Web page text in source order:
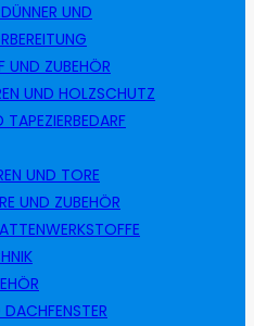
UND
UND ZUBEHÖR
UND HOLZSCHUTZ
TAPEZIERBEDARF
UND TORE
UND ZUBEHÖR
DACHFENSTER